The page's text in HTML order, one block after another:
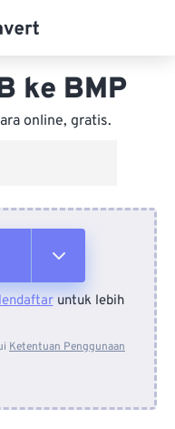
ke BMP
online, gratis.
untuk lebih
Ketentuan Penggunaan